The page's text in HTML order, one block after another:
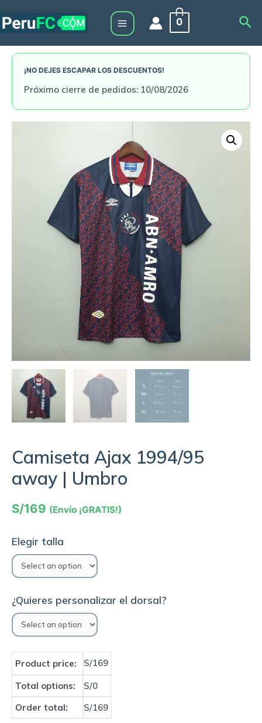
to
Main
Menu
0
¡NO DEJES ESCAPAR LOS DESCUENTOS!
Próximo cierre de pedidos: 10/08/2026
Camiseta Ajax 1994/95
away | Umbro
S/169 (Envío ¡GRATIS!)
Elegir talla
¿Quieres personalizar el dorsal?
Product price: S/169
Total options:
S/0
Order total:
S/169